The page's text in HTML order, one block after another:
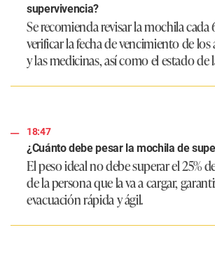
supervivencia?
Se recomienda revisar la mochila cada
verificar la fecha de vencimiento de
y las medicinas, así como el estado de
18:47
¿Cuánto debe pesar la mochila de
El peso ideal no debe superar el 25%
de la persona que la va a cargar,
evacuación rápida y ágil.